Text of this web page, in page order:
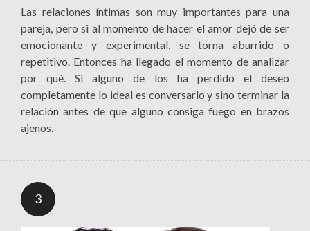
Las relaciones íntimas son muy importantes para una
pareja, pero si al momento de hacer el amor dejó de ser
emocionante y experimental, se torna aburrido o
repetitivo. Entonces ha llegado el momento de analizar
por qué. Si alguno de los ha perdido el deseo
completamente lo ideal es conversarlo y sino terminar la
relación antes de que alguno consiga fuego en brazos
ajenos.
3